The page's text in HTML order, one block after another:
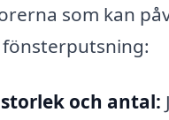
som kan
och antal: